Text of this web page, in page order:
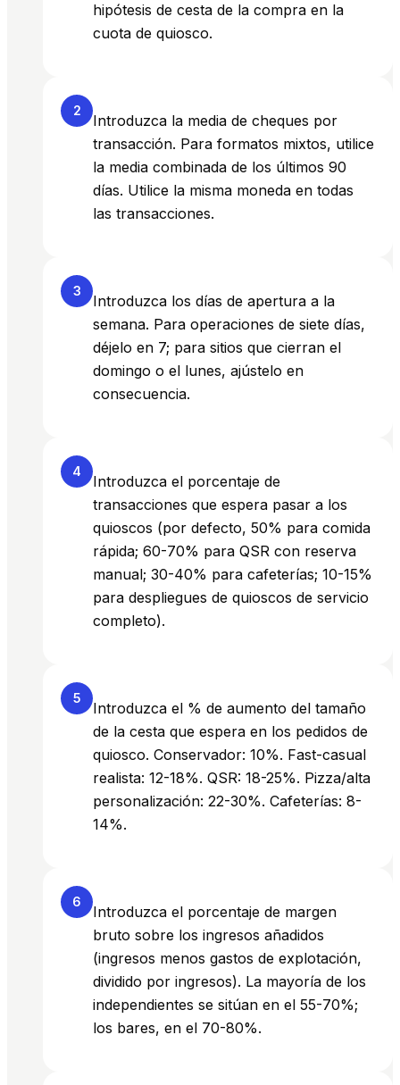
hipótesis de cesta de la compra en la
cuota de quiosco.
2
Introduzca la media de cheques por
transacción. Para formatos mixtos, utilice
la media combinada de los últimos 90
días. Utilice la misma moneda en todas
las transacciones.
3
Introduzca los días de apertura a la
semana. Para operaciones de siete días,
déjelo en 7; para sitios que cierran el
domingo o el lunes, ajústelo en
consecuencia.
4
Introduzca el porcentaje de
transacciones que espera pasar a los
quioscos (por defecto, 50% para comida
rápida; 60-70% para QSR con reserva
manual; 30-40% para cafeterías; 10-15%
para despliegues de quioscos de servicio
completo).
5
Introduzca el % de aumento del tamaño
de la cesta que espera en los pedidos de
quiosco. Conservador: 10%. Fast-casual
realista: 12-18%. QSR: 18-25%. Pizza/alta
personalización: 22-30%. Cafeterías: 8-
14%.
6
Introduzca el porcentaje de margen
bruto sobre los ingresos añadidos
(ingresos menos gastos de explotación,
dividido por ingresos). La mayoría de los
independientes se sitúan en el 55-70%;
los bares, en el 70-80%.